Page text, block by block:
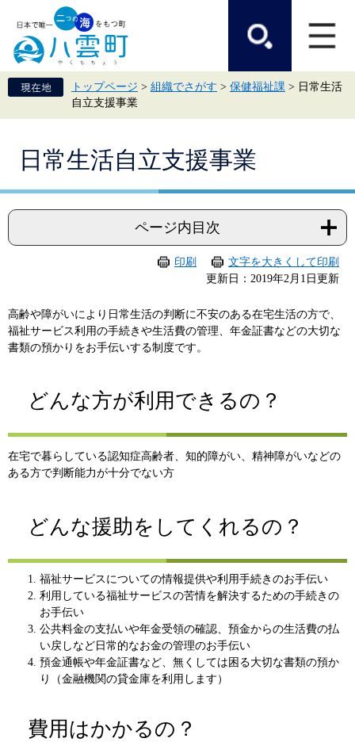
頭
で
飛
ば
て
トップページ > 組織でさがす > 保健福祉課 > 日常生活
自立支援事業
日常生活自立支援事業
ページ内目次
印刷
文字を大きくして印刷
更新日：2019年2月1日更新
高齢や障がいにより日常生活の判断に不安のある在宅生活の方で、
福祉サービス利用の手続きや生活費の管理、年金証書などの大切な
書類の預かりをお手伝いする制度です。
どんな方が利用できるの？
在宅で暮らしている認知症高齢者、知的障がい、精神障がいなどの
ある方で判断能力が十分でない方
どんな援助をしてくれるの？
福祉サービスについての情報提供や利用手続きのお手伝い
利用している福祉サービスの苦情を解決するための手続きの
お手伝い
公共料金の支払いや年金受領の確認、預金からの生活費の払
い戻しなど日常的なお金の管理のお手伝い
預金通帳や年金証書など、無くしては困る大切な書類の預か
り（金融機関の貸金庫を利用します）
費用はかかるの？